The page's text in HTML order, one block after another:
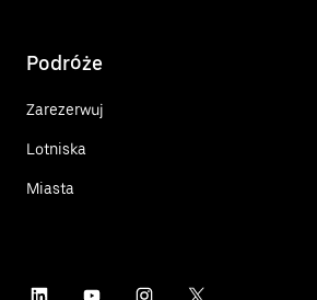
Podróże
Zarezerwuj
Lotniska
Miasta